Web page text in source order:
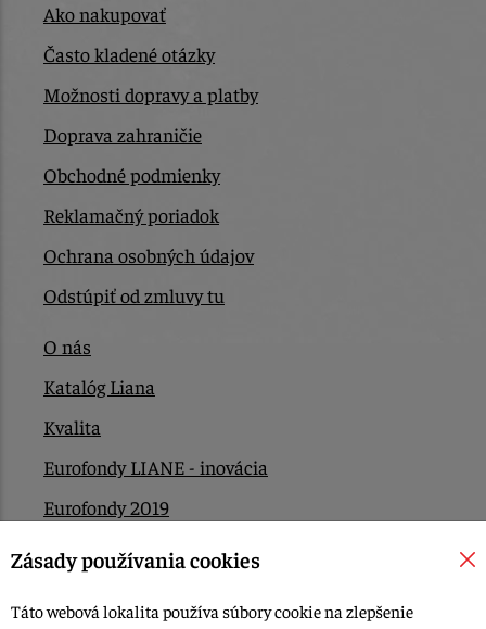
Ako nakupovať
Často kladené otázky
Možnosti dopravy a platby
Doprava zahraničie
Obchodné podmienky
Reklamačný poriadok
Ochrana osobných údajov
Odstúpiť od zmluvy tu
O nás
Katalóg Liana
Kvalita
Eurofondy LIANE - inovácia
Eurofondy 2019
Eurofondy 2022/2023
Zásady používania cookies
Táto webová lokalita používa súbory cookie na zlepšenie